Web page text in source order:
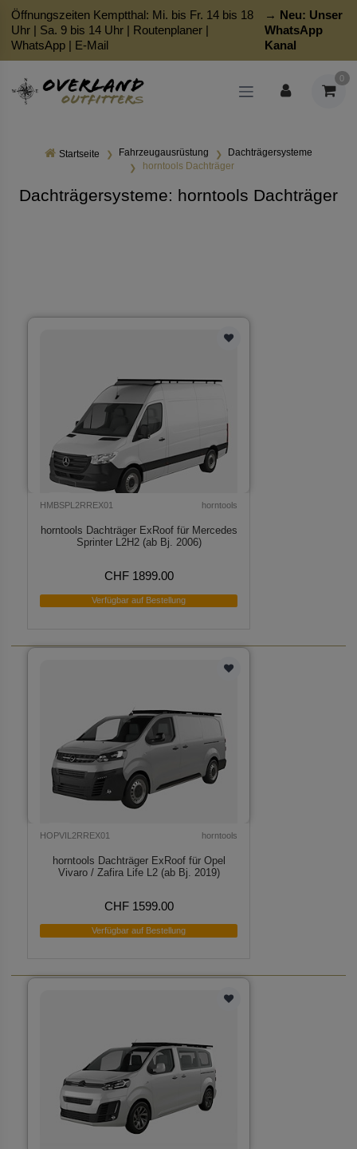
Öffnungszeiten Kemptthal: Mi. bis Fr. 14 bis 18
Uhr | Sa. 9 bis 14 Uhr | Routenplaner |
WhatsApp | E-Mail
→ Neu: Unser
WhatsApp
Kanal
0
Startseite Fahrzeugausrüstung
Dachträgersysteme
horntools Dachträger
Dachträgersysteme: horntools Dachträger
HMBSPL2RREX01 horntools
horntools Dachträger ExRoof für Mercedes
Sprinter L2H2 (ab Bj. 2006)
CHF 1899.00
Verfügbar auf Bestellung
HOPVIL2RREX01 horntools
horntools Dachträger ExRoof für Opel
Vivaro / Zafira Life L2 (ab Bj. 2019)
CHF 1599.00
Verfügbar auf Bestellung